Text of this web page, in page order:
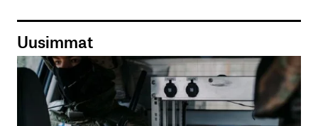
Uusimmat